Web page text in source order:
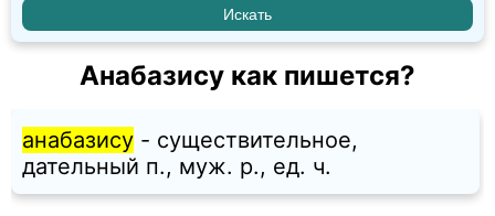
Анабазису как пишется?
анабазису - существительное,
дательный п., муж. p., ед. ч.